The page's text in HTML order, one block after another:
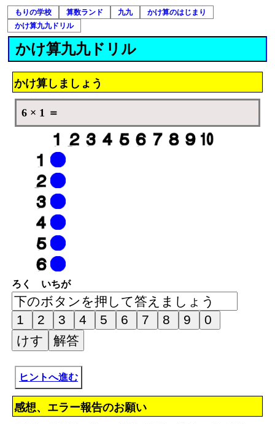
もりの学校 算数ランド 九九
かけ算のはじまり
かけ算九九ドリル
かけ算九九ドリル
かけ算しましょう
6 × 1 ＝
ろく いちが
ヒントへ進む
感想、エラー報告のお願い